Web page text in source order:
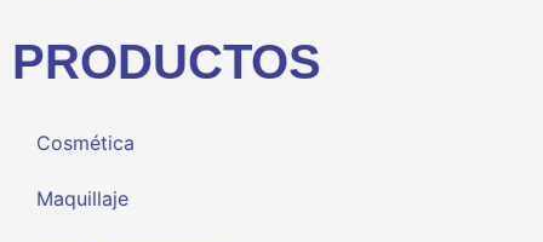
PRODUCTOS
Cosmética
Maquillaje